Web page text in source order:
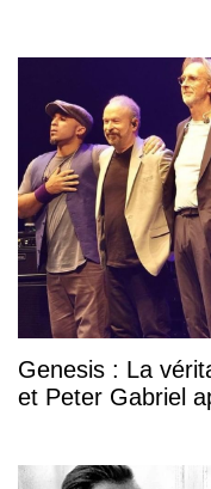
Genesis : La
et Peter Gabriel